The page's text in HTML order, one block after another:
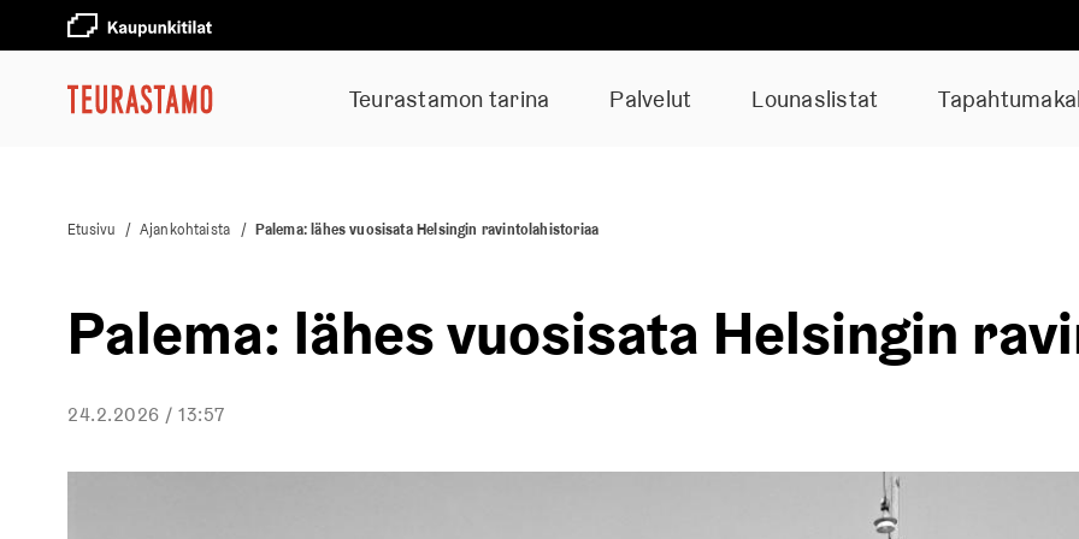
Teurastamon tarina Palvelut Lounaslistat
Etusivu / Ajankohtaista / Palema: lähes vuosisata Helsingin ravintolahistoriaa
Palema: lähes vuosisata Helsingin
24.2.2026 / 13:57